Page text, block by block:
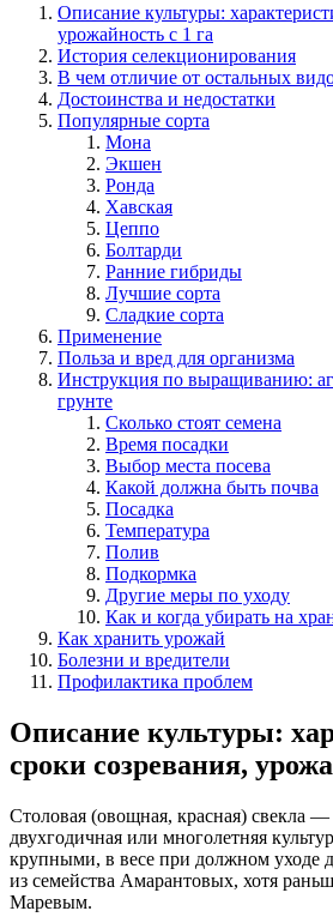
Описание культуры:
урожайность с 1 га
История селекционирования
В чем отличие от остальных
Достоинства и недостатки
Популярные сорта
Мона
Экшен
Ронда
Хавская
Цеппо
Болтарди
Ранние гибриды
Лучшие сорта
Сладкие сорта
Применение
Польза и вред для организма
Инструкция по выращиванию:
грунте
Сколько стоят семена
Время посадки
Выбор места посева
Какой должна быть почва
Посадка
Температура
Полив
Подкормка
Другие меры по уходу
Как и когда убирать на
Как хранить урожай
Болезни и вредители
Профилактика проблем
Описание культуры:
сроки созревания,
Столовая (овощная, красная) свекла —
двухгодичная или многолетняя
крупными, в весе при должном уходе
из семейства Амарантовых, хотя
Маревым.